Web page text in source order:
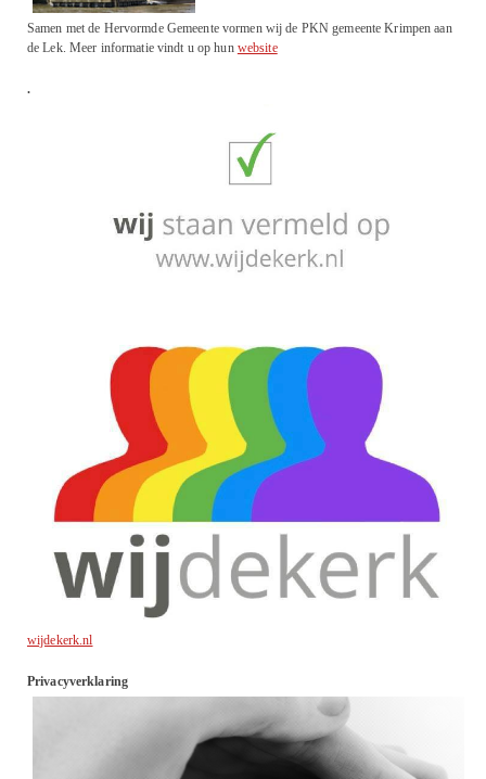
Samen met de Hervormde Gemeente vormen wij de PKN gemeente Krimpen aan
de Lek. Meer informatie vindt u op hun website
.
wijdekerk.nl
Privacyverklaring